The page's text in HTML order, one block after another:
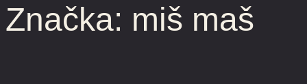
Značka: miš maš